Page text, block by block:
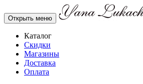
Открыть меню
Каталог
Скидки
Магазины
Доставка
Оплата